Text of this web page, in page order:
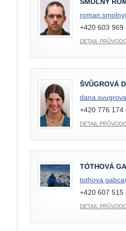
+420 603 969
DETAIL
ŠVŮGROVÁ
+420 776 174
DETAIL
TÓTHOVÁ
+420 607 515
DETAIL